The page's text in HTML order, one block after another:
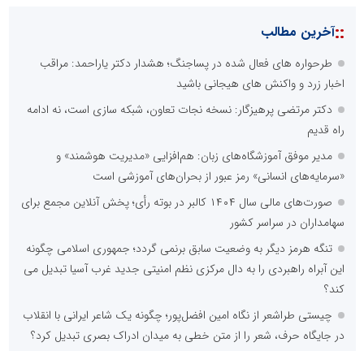
::آخرین مطالب
طرحواره های فعال شده در پساجنگ؛ هشدار دکتر یاراحمد: مراقب
اخبار زرد و واکنش های هیجانی باشید
دکتر مرتضی پرهیزگار: نسخه نجات تعاون، شبکه سازی است، نه ادامه
راه قدیم
مدیر موفق آموزشگاه‌های زبان: هم‌افزایی «مدیریت هوشمند» و
«سرمایه‌های انسانی» رمز عبور از بحران‌های آموزشی است
صورت‌های مالی سال ۱۴۰۴ کالبر در بوته رأی؛ پخش آنلاین مجمع برای
سهامداران در سراسر کشور
تنگه هرمز دیگر به وضعیت سابق برنمی گردد؛ جمهوری اسلامی چگونه
این آبراه راهبردی را به دال مرکزی نظم امنیتی جدید غرب آسیا تبدیل می
کند؟
چیستی طراشعر از نگاه امین افضل‌پور؛ چگونه یک شاعر ایرانی با انقلاب
در جایگاه حرف، شعر را از متن خطی به میدان ادراک بصری تبدیل کرد؟